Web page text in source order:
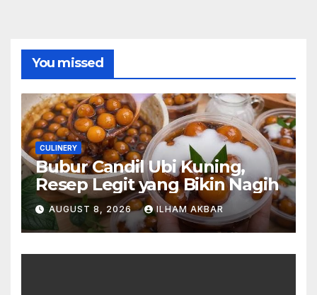
You missed
CULINERY
Bubur Candil Ubi Kuning,
Resep Legit yang Bikin Nagih
AUGUST 8, 2026 ILHAM AKBAR